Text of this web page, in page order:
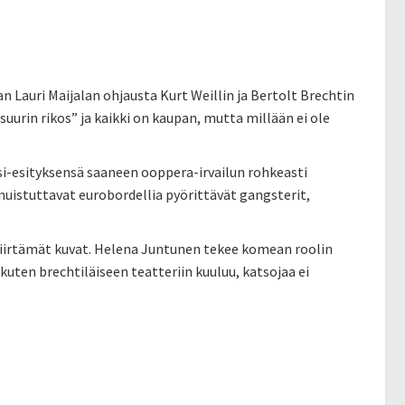
Lauri Maijalan ohjausta Kurt Weillin ja Bertolt Brechtin
rikos” ja kaikki on kaupan, mutta millään ei ole
esityksensä saaneen ooppera-irvailun rohkeasti
eurobordellia pyörittävät gangsterit,
kuvat. Helena Juntunen tekee komean roolin
brechtiläiseen teatteriin kuuluu, katsojaa ei